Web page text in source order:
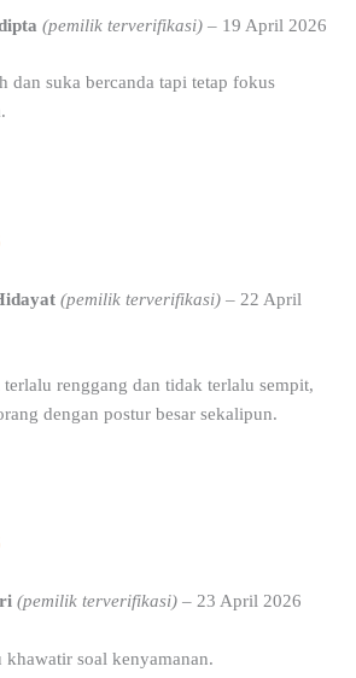
(pemilik terverifikasi) – 19 April 2026
dan suka bercanda tapi tetap fokus
(pemilik terverifikasi) – 22 April
renggang dan tidak terlalu sempit,
dengan postur besar sekalipun.
(pemilik terverifikasi) – 23 April 2026
khawatir soal kenyamanan.